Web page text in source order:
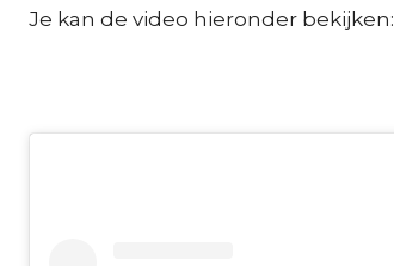
Je kan de video hieronder bekijken: